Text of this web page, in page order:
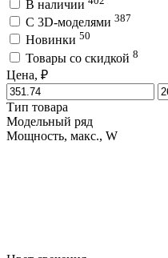
В наличии
C 3D-моделями 387
Новинки 50
Товары со скидкой 8
Цена, ₽
Тип товара
Модельный ряд
Мощность, макс., W